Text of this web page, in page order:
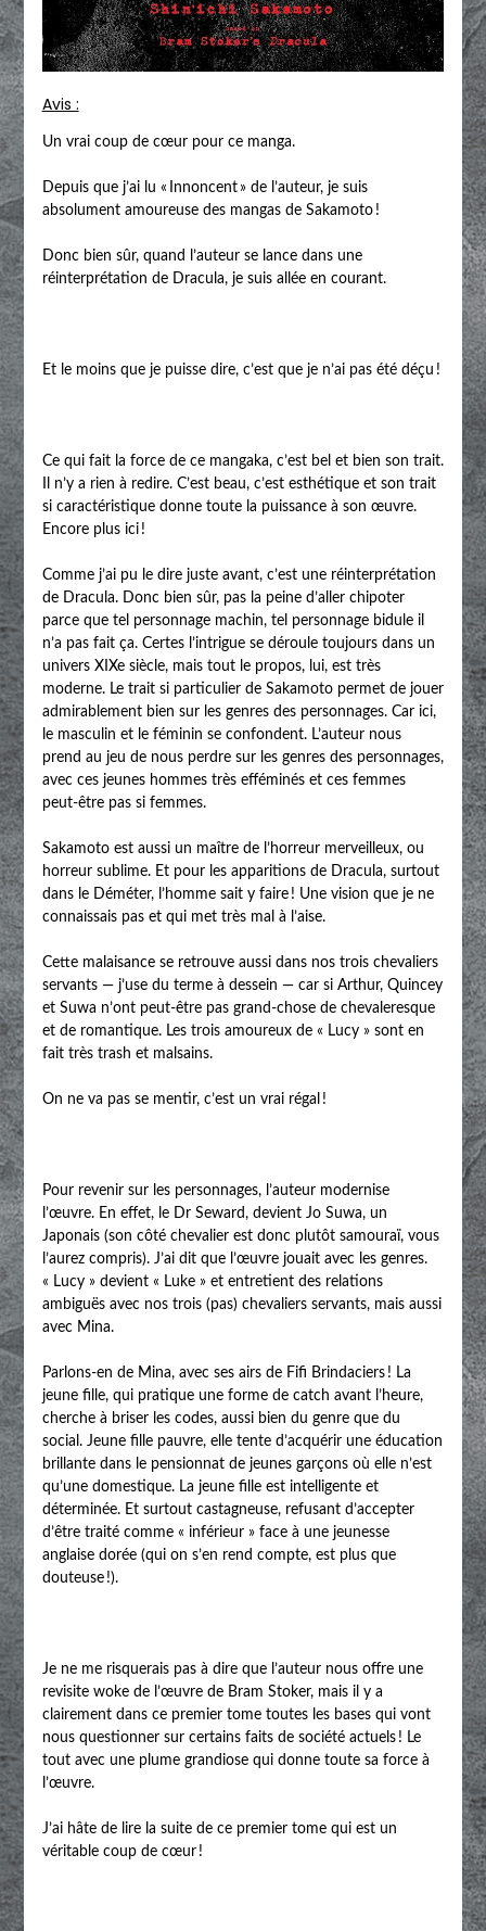
Avis :
Un vrai coup de cœur pour ce manga.
Depuis que j’ai lu « Innoncent » de l’auteur, je suis
absolument amoureuse des mangas de Sakamoto !
Donc bien sûr, quand l’auteur se lance dans une
réinterprétation de Dracula, je suis allée en courant.
Et le moins que je puisse dire, c’est que je n’ai pas été déçu !
Ce qui fait la force de ce mangaka, c’est bel et bien son trait.
Il n’y a rien à redire. C’est beau, c’est esthétique et son trait
si caractéristique donne toute la puissance à son œuvre.
Encore plus ici !
Comme j’ai pu le dire juste avant, c’est une réinterprétation
de Dracula. Donc bien sûr, pas la peine d’aller chipoter
parce que tel personnage machin, tel personnage bidule il
n’a pas fait ça. Certes l’intrigue se déroule toujours dans un
univers XIXe siècle, mais tout le propos, lui, est très
moderne. Le trait si particulier de Sakamoto permet de jouer
admirablement bien sur les genres des personnages. Car ici,
le masculin et le féminin se confondent. L’auteur nous
prend au jeu de nous perdre sur les genres des personnages,
avec ces jeunes hommes très efféminés et ces femmes
peut-être pas si femmes.
Sakamoto est aussi un maître de l’horreur merveilleux, ou
horreur sublime. Et pour les apparitions de Dracula, surtout
dans le Déméter, l’homme sait y faire ! Une vision que je ne
connaissais pas et qui met très mal à l’aise.
Cette malaisance se retrouve aussi dans nos trois chevaliers
servants — j’use du terme à dessein — car si Arthur, Quincey
et Suwa n’ont peut-être pas grand-chose de chevaleresque
et de romantique. Les trois amoureux de « Lucy » sont en
fait très trash et malsains.
On ne va pas se mentir, c’est un vrai régal !
Pour revenir sur les personnages, l’auteur modernise
l’œuvre. En effet, le Dr Seward, devient Jo Suwa, un
Japonais (son côté chevalier est donc plutôt samouraï, vous
l’aurez compris). J’ai dit que l’œuvre jouait avec les genres.
« Lucy » devient « Luke » et entretient des relations
ambiguës avec nos trois (pas) chevaliers servants, mais aussi
avec Mina.
Parlons-en de Mina, avec ses airs de Fifi Brindaciers ! La
jeune fille, qui pratique une forme de catch avant l’heure,
cherche à briser les codes, aussi bien du genre que du
social. Jeune fille pauvre, elle tente d’acquérir une éducation
brillante dans le pensionnat de jeunes garçons où elle n’est
qu’une domestique. La jeune fille est intelligente et
déterminée. Et surtout castagneuse, refusant d’accepter
d’être traité comme « inférieur » face à une jeunesse
anglaise dorée (qui on s’en rend compte, est plus que
douteuse !).
Je ne me risquerais pas à dire que l’auteur nous offre une
revisite woke de l’œuvre de Bram Stoker, mais il y a
clairement dans ce premier tome toutes les bases qui vont
nous questionner sur certains faits de société actuels ! Le
tout avec une plume grandiose qui donne toute sa force à
l’œuvre.
J’ai hâte de lire la suite de ce premier tome qui est un
véritable coup de cœur !